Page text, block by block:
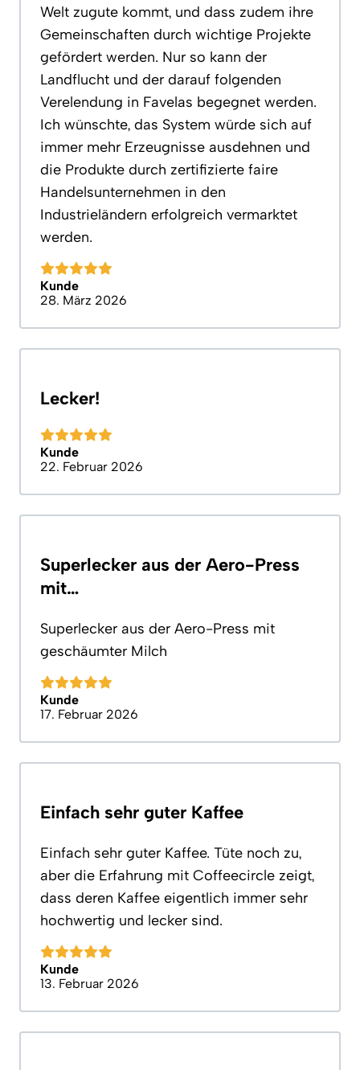
Welt zugute kommt, und dass zudem ihre
Gemeinschaften durch wichtige Projekte
gefördert werden. Nur so kann der
Landflucht und der darauf folgenden
Verelendung in Favelas begegnet werden.
Ich wünschte, das System würde sich auf
immer mehr Erzeugnisse ausdehnen und
die Produkte durch zertifizierte faire
Handelsunternehmen in den
Industrieländern erfolgreich vermarktet
werden.
Kunde
28. März 2026
Lecker!
Kunde
22. Februar 2026
Superlecker aus der Aero-Press
mit…
Superlecker aus der Aero-Press mit
geschäumter Milch
Kunde
17. Februar 2026
Einfach sehr guter Kaffee
Einfach sehr guter Kaffee. Tüte noch zu,
aber die Erfahrung mit Coffeecircle zeigt,
dass deren Kaffee eigentlich immer sehr
hochwertig und lecker sind.
Kunde
13. Februar 2026